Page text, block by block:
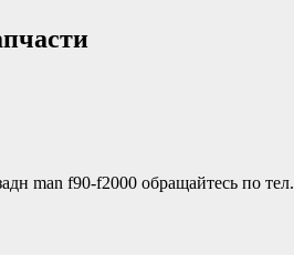
man f90-f2000 обращайтесь по тел.